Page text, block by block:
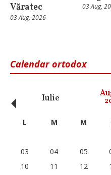
Văratec
03 Aug, 2026
03 Aug,
Calendar ortodox
Iulie
‹ L M M
03
04 05
10
11 12